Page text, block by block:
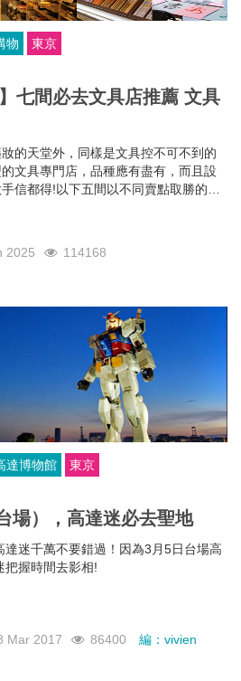
物 東京
七間必去文具店推薦 文具
的天堂外，同樣是文具控不可不到的
文具專門店，品種應有盡有，而且設
信都得!以下五間以不同賣點取勝的文
2025 114168
達博物館 東京
場），高達迷必去聖地
迷千萬不要錯過！因為3月5日台場高
把握時間去影相!
Mar 2017 86400 編：vivien